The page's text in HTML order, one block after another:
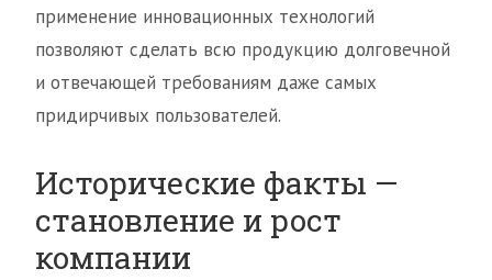
применение инновационных технологий
позволяют сделать всю продукцию долговечной
и отвечающей требованиям даже самых
придирчивых пользователей.
Исторические факты —
становление и рост
компании